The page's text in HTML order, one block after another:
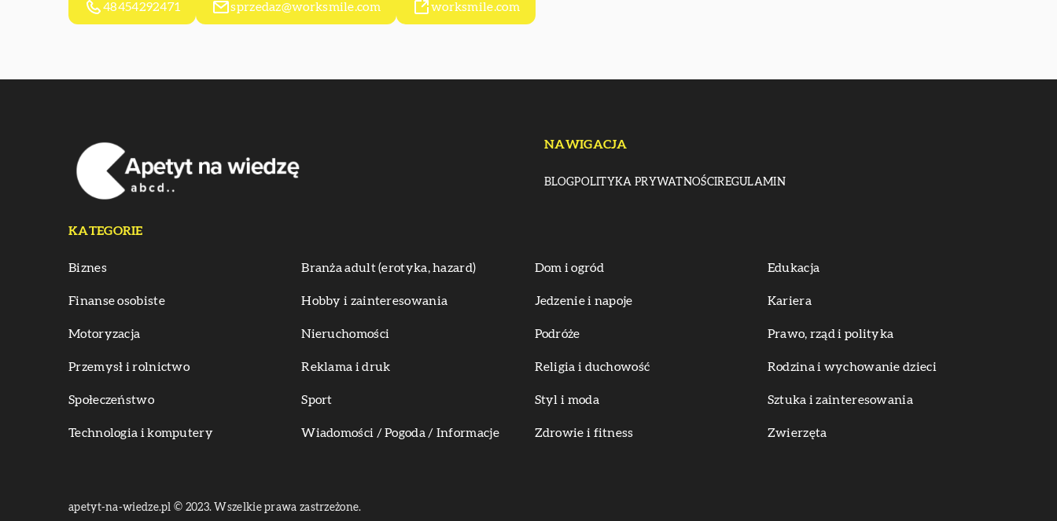
48454292471 sprzedaz@worksmile.com worksmile.com
NAWIGACJA
BLOGPOLITYKA PRYWATNOŚCIREGULAMIN
KATEGORIE
Biznes Branża adult (erotyka, hazard) Dom i ogród Edukacja
Finanse osobiste Hobby i zainteresowania Jedzenie i napoje Kariera
Motoryzacja Nieruchomości Podróże Prawo, rząd i polityka
Przemysł i rolnictwo Reklama i druk Religia i duchowość Rodzina i wychowanie dzieci
Społeczeństwo Sport Styl i moda Sztuka i zainteresowania
Technologia i komputery Wiadomości / Pogoda / Informacje Zdrowie i fitness Zwierzęta
apetyt-na-wiedze.pl © 2023. Wszelkie prawa zastrzeżone.